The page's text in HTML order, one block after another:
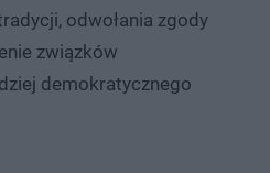
odwołania zgody
związków
demokratycznego